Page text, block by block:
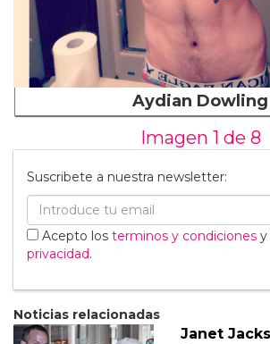
Aydian Dowling
Imagen 1 de 8
Suscribete a nuestra newsletter:
Acepto los terminos y condiciones y
privacidad.
Noticias relacionadas
Janet